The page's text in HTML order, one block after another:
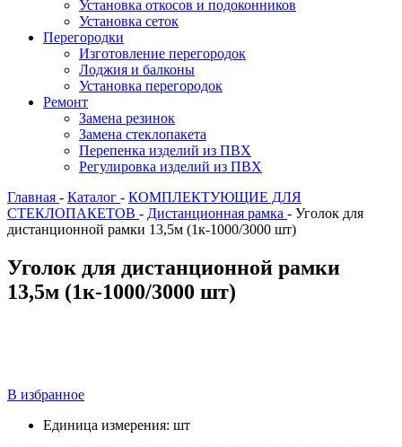
Установка откосов и подоконников
Установка сеток
Перегородки
Изготовление перегородок
Лоджия и балконы
Установка перегородок
Ремонт
Замена резинок
Замена стеклопакета
Перепенка изделий из ПВХ
Регулировка изделий из ПВХ
Главная - Каталог - КОМПЛЕКТУЮЩИЕ ДЛЯ
СТЕКЛОПАКЕТОВ - Дистанционная рамка - Уголок для
дистанционной рамки 13,5м (1к-1000/3000 шт)
Уголок для дистанционной рамки
13,5м (1к-1000/3000 шт)
В избранное
Единица измерения: шт